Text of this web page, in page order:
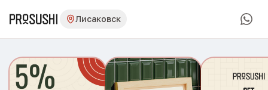
Лисаковск